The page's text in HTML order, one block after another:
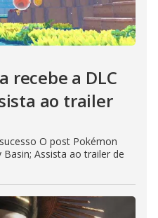
recebe a DLC
ao trailer
O post Pokémon
Assista ao trailer de